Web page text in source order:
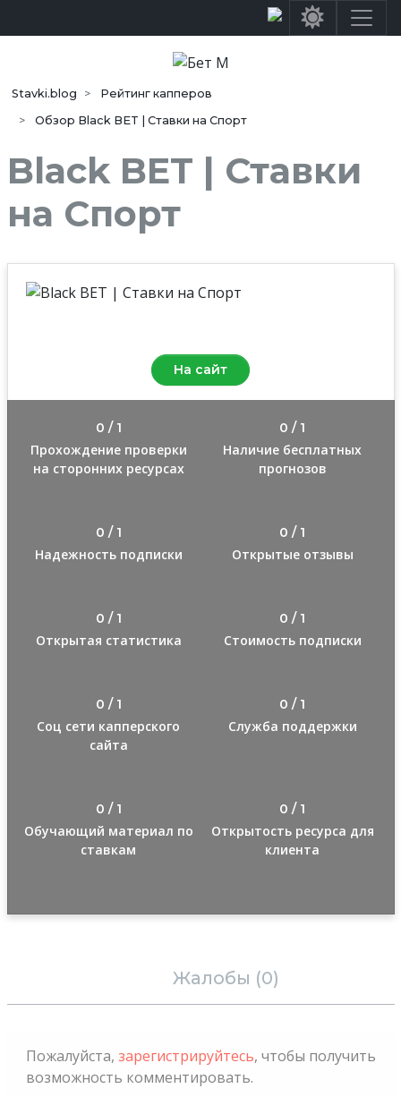
Stavki.blog
Рейтинг капперов
Обзор Black BET | Ставки на Спорт
Black BET | Ставки
на Спорт
На сайт
0 / 1
Прохождение проверки
на сторонних ресурсах
0 / 1
Наличие бесплатных
прогнозов
0 / 1
Надежность подписки
0 / 1
Открытые отзывы
0 / 1
Открытая статистика
0 / 1
Стоимость подписки
0 / 1
Соц сети капперского
сайта
0 / 1
Служба поддержки
0 / 1
Обучающий материал по
ставкам
0 / 1
Открытость ресурса для
клиента
Жалобы (0)
Пожалуйста, зарегистрируйтесь, чтобы получить
возможность комментировать.